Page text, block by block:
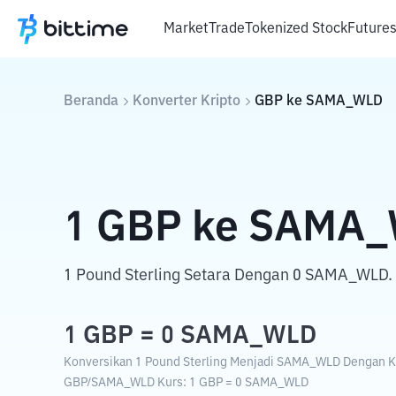
MarketTradeTokenized StockFutures
Beranda Konverter Kripto GBP ke SAMA_WLD
1 GBP ke
1 Pound Sterling Setara Dengan 0 SAMA_WLD.
1 GBP = 0 SAMA_WLD
Konversikan 1 Pound Sterling Menjadi SAMA_WLD Dengan
GBP/SAMA_WLD Kurs: 1 GBP = 0 SAMA_WLD